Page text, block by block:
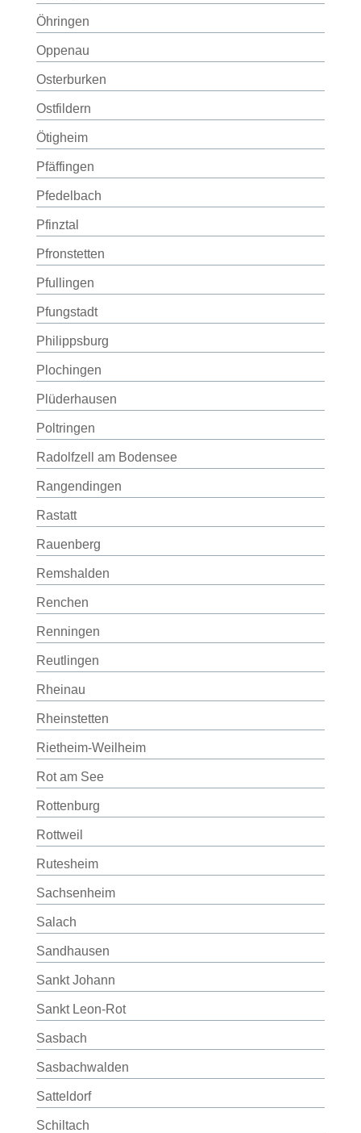
Öhringen
Oppenau
Osterburken
Ostfildern
Ötigheim
Pfäffingen
Pfedelbach
Pfinztal
Pfronstetten
Pfullingen
Pfungstadt
Philippsburg
Plochingen
Plüderhausen
Poltringen
Radolfzell am Bodensee
Rangendingen
Rastatt
Rauenberg
Remshalden
Renchen
Renningen
Reutlingen
Rheinau
Rheinstetten
Rietheim-Weilheim
Rot am See
Rottenburg
Rottweil
Rutesheim
Sachsenheim
Salach
Sandhausen
Sankt Johann
Sankt Leon-Rot
Sasbach
Sasbachwalden
Satteldorf
Schiltach